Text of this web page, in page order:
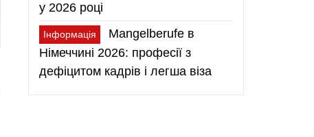
у 2026 році
Інформація
Mangelberufe в
Німеччині 2026: професії з
дефіцитом кадрів і легша віза